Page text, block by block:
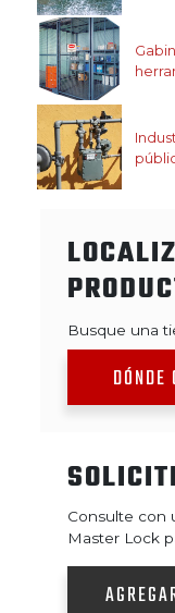
Busque una
DÓNDE
Consulte con
Master Lock